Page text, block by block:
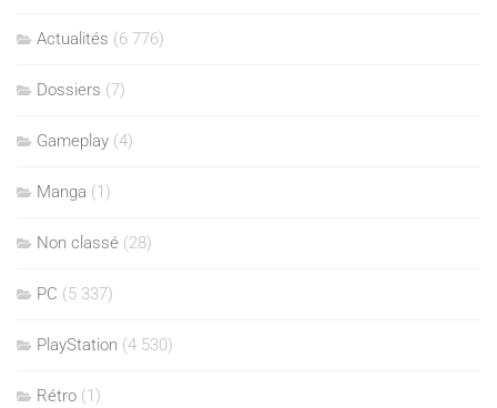
Actualités (6 776)
Dossiers (7)
Gameplay (4)
Manga (1)
Non classé (28)
PC (5 337)
PlayStation (4 530)
Rétro (1)